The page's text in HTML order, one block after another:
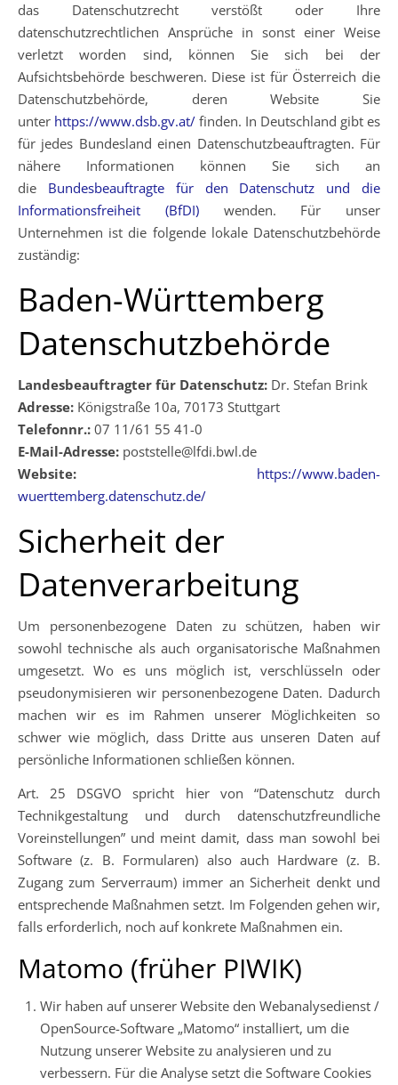
das Datenschutzrecht verstößt oder Ihre
datenschutzrechtlichen Ansprüche in sonst einer Weise
verletzt worden sind, können Sie sich bei der
Aufsichtsbehörde beschweren. Diese ist für Österreich die
Datenschutzbehörde, deren Website Sie
unter https://www.dsb.gv.at/ finden. In Deutschland gibt es
für jedes Bundesland einen Datenschutzbeauftragten. Für
nähere Informationen können Sie sich an
die Bundesbeauftragte für den Datenschutz und die
Informationsfreiheit (BfDI)wenden. Für unser
Unternehmen ist die folgende lokale Datenschutzbehörde
zuständig:
Baden-Württemberg
Datenschutzbehörde
Landesbeauftragter für Datenschutz: Dr. Stefan Brink
Adresse: Königstraße 10a, 70173 Stuttgart
Telefonnr.: 07 11/61 55 41-0
E-Mail-Adresse: poststelle@lfdi.bwl.de
Website:
https://www.baden-
wuerttemberg.datenschutz.de/
Sicherheit der
Datenverarbeitung
Um personenbezogene Daten zu schützen, haben wir
sowohl technische als auch organisatorische Maßnahmen
umgesetzt. Wo es uns möglich ist, verschlüsseln oder
pseudonymisieren wir personenbezogene Daten. Dadurch
machen wir es im Rahmen unserer Möglichkeiten so
schwer wie möglich, dass Dritte aus unseren Daten auf
persönliche Informationen schließen können.
Art. 25 DSGVO spricht hier von “Datenschutz durch
Technikgestaltung und durch datenschutzfreundliche
Voreinstellungen” und meint damit, dass man sowohl bei
Software (z. B. Formularen) also auch Hardware (z. B.
Zugang zum Serverraum) immer an Sicherheit denkt und
entsprechende Maßnahmen setzt. Im Folgenden gehen wir,
falls erforderlich, noch auf konkrete Maßnahmen ein.
Matomo (früher PIWIK)
Wir haben auf unserer Website den Webanalysedienst /
OpenSource-Software „Matomo“ installiert, um die
Nutzung unserer Website zu analysieren und zu
verbessern. Für die Analyse setzt die Software Cookies